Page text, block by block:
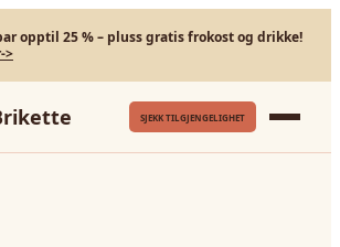
opptil 25 % – pluss gratis frokost og drikke!
->
SJEKK TILGJENGELIGHET